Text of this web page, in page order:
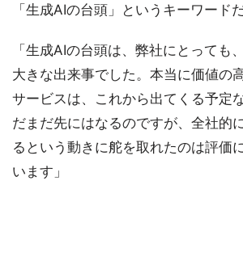
「生成AIの台頭」というキーワードだ
「生成AIの台頭は、弊社にとっても
大きな出来事でした。本当に価値の
サービスは、これから出てくる予定
だまだ先にはなるのですが、全社的
るという動きに舵を取れたのは評価
います」